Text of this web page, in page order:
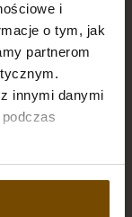
i
o tym, jak
partnerom
innymi danymi
jakie
dokonaniu